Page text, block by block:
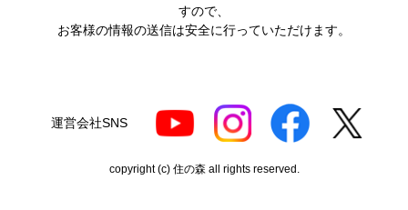
すので、
お客様の情報の送信は安全に行っていただけます。
運営会社SNS
copyright (c) 住の森 all rights reserved.